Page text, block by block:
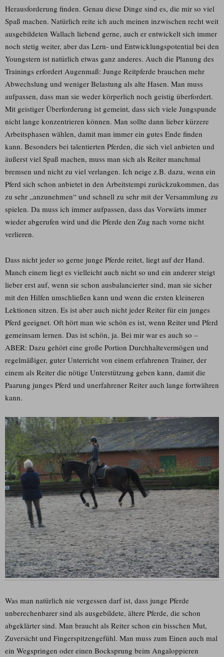
Herausforderung finden. Genau diese Dinge sind es, die mir so viel
Spaß machen. Natürlich reite ich auch meinen inzwischen recht weit
ausgebildeten Wallach liebend gerne, auch er entwickelt sich immer
noch stetig weiter, aber das Lern- und Entwicklungspotential bei den
Youngstern ist natürlich etwas ganz anderes. Auch die Planung des
Trainings erfordert Augenmaß: Junge Reitpferde brauchen mehr
Abwechslung und weniger Belastung als alte Hasen. Man muss
aufpassen, dass man sie weder körperlich noch geistig überfordert.
Mit geistiger Überforderung ist gemeint, dass sich viele Jungspunde
nicht lange konzentrieren können. Man sollte dann lieber kürzere
Arbeitsphasen wählen, damit man immer ein gutes Ende finden
kann. Besonders bei talentierten Pferden, die sich viel anbieten und
äußerst viel Spaß machen, muss man sich als Reiter manchmal
bremsen und nicht zu viel verlangen. Ich neige z.B. dazu, wenn ein
Pferd sich schon anbietet in den Arbeitstempi zurückzukommen, das
zu sehr „anzunehmen“ und schnell zu sehr mit der Versammlung zu
spielen. Da muss ich immer aufpassen, dass das Vorwärts immer
wieder abgerufen wird und die Pferde den Zug nach vorne nicht
verlieren.
Dass nicht jeder so gerne junge Pferde reitet, liegt auf der Hand.
Manch einem liegt es vielleicht auch nicht so und ein anderer steigt
lieber erst auf, wenn sie schon ausbalancierter sind, man sie sicher
mit den Hilfen umschließen kann und wenn die ersten kleineren
Lektionen sitzen. Es ist aber auch nicht jeder Reiter für ein junges
Pferd geeignet. Oft hört man wie schön es ist, wenn Reiter und Pferd
gemeinsam lernen. Das ist schön, ja. Bei mir war es auch so –
ABER: Dazu gehört eine große Portion Durchhaltevermögen und
regelmäßiger, guter Unterricht von einem erfahrenen Trainer, der
einem als Reiter die nötige Unterstützung geben kann, damit die
Paarung junges Pferd und unerfahrener Reiter auch lange fortwähren
kann.
Was man natürlich nie vergessen darf ist, dass junge Pferde
unberechenbarer sind als ausgebildete, ältere Pferde, die schon
abgeklärter sind. Man braucht als Reiter schon ein bisschen Mut,
Zuversicht und Fingerspitzengefühl. Man muss zum Einen auch mal
ein Wegspringen oder einen Bocksprung beim Angaloppieren